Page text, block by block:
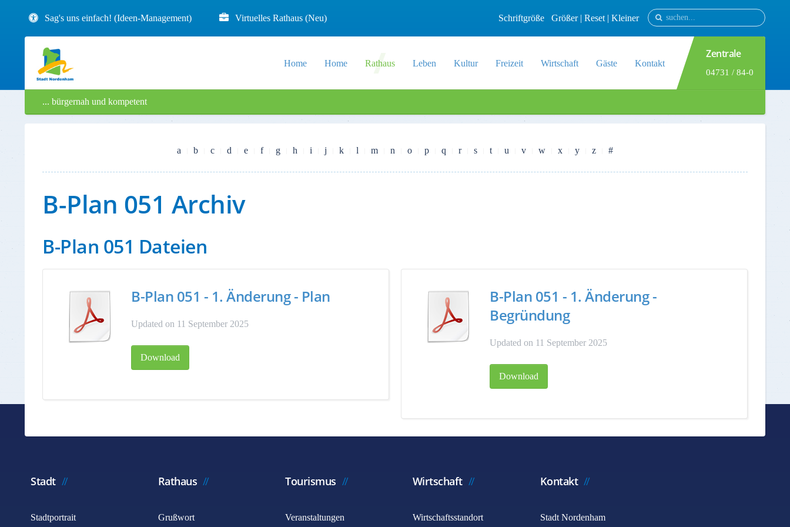
Sag's uns einfach! (Ideen-Management) Virtuelles Rathaus (Neu) Schriftgröße Größer| Reset | Kleiner
Home Home Rathaus Leben Kultur Freizeit Wirtschaft Gäste Kontakt
Zentrale
04731 / 84-0
... bürgernah und kompetent
a b c d e f g h i j k l m n o p q r s t u v w x y z #
B-Plan 051 Archiv
B-Plan 051 Dateien
B-Plan 051 - 1. Änderung - Plan
Updated on 11 September 2025
Download
B-Plan 051 - 1. Änderung -
Begründung
Updated on 11 September 2025
Download
Stadt
Stadtportrait
Rathaus
Grußwort
Tourismus
Veranstaltungen
Wirtschaft
Wirtschaftsstandort
Kontakt
Stadt Nordenham